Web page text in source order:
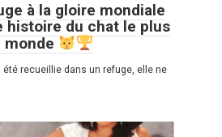
à la gloire mondiale
histoire du chat le plus
été recueillie dans un refuge, elle ne